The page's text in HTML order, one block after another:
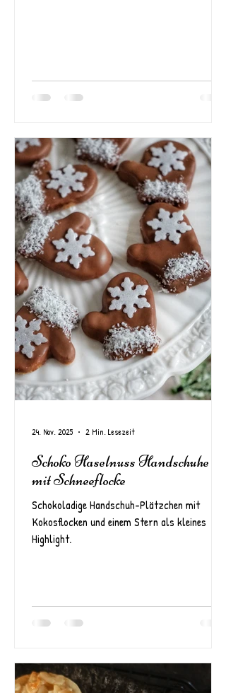
Schoko Haselnuss Handschuhe
mit Schneeflocke
Schokoladige Handschuh-Plätzchen mit
Kokosflocken und einem Stern als kleines
Highlight.
24. Nov. 2025 2 Min. Lesezeit